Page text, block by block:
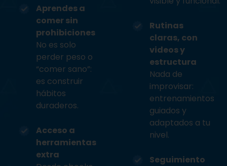
Aprendes a
comer sin
prohibiciones
No es solo
perder peso o
“comer sano”:
es construir
hábitos
duraderos.
Acceso a
herramientas
extra
Rutinas
claras, con
videos y
estructura
Nada de
improvisar:
entrenamientos
guiados y
adaptados a tu
nivel.
Seguimiento